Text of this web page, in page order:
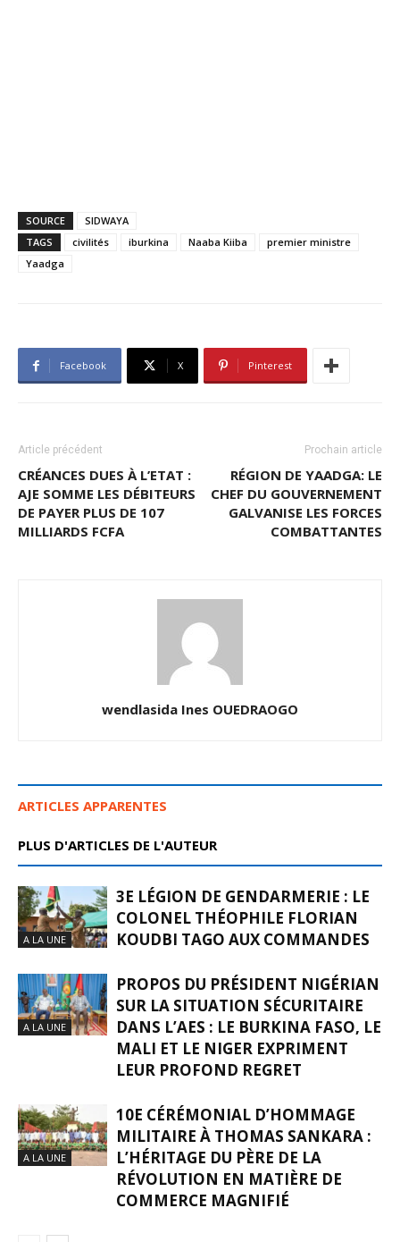
SOURCE
SIDWAYA
TAGS
civilités iburkina Naaba Kiiba
premier ministre
Yaadga
Facebook X Pinterest
Article précédent
CRÉANCES DUES À L’ETAT :
AJE SOMME LES DÉBITEURS
DE PAYER PLUS DE 107
MILLIARDS FCFA
Prochain article
RÉGION DE YAADGA: LE
CHEF DU GOUVERNEMENT
GALVANISE LES FORCES
COMBATTANTES
wendlasida Ines OUEDRAOGO
ARTICLES APPARENTES
PLUS D'ARTICLES DE L'AUTEUR
A LA UNE
3E LÉGION DE GENDARMERIE : LE
COLONEL THÉOPHILE FLORIAN
KOUDBI TAGO AUX COMMANDES
A LA UNE
PROPOS DU PRÉSIDENT NIGÉRIAN
SUR LA SITUATION SÉCURITAIRE
DANS L’AES : LE BURKINA FASO, LE
MALI ET LE NIGER EXPRIMENT
LEUR PROFOND REGRET
A LA UNE
10E CÉRÉMONIAL D’HOMMAGE
MILITAIRE À THOMAS SANKARA :
L’HÉRITAGE DU PÈRE DE LA
RÉVOLUTION EN MATIÈRE DE
COMMERCE MAGNIFIÉ